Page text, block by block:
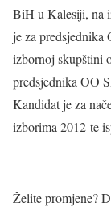
BiH u Kalesiji, na
je za
izbornoj skupštini
predsjednika OO
Kandidat je za
izborima 2012-te
Želite promjene?